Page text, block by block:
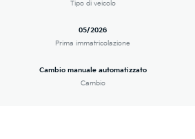
Tipo di veicolo
05/2026
Prima immatricolazione
Cambio manuale automatizzato
Cambio